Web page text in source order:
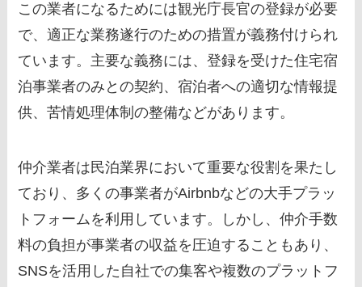
この業者になるためには観光庁長官の登録が必要
で、適正な業務遂行のための措置が義務付けられ
ています。主要な義務には、登録を受けた住宅宿
泊事業者のみとの契約、宿泊者への適切な情報提
供、苦情処理体制の整備などがあります。
仲介業者は民泊業界において重要な役割を果たし
ており、多くの事業者がAirbnbなどの大手プラッ
トフォームを利用しています。しかし、仲介手数
料の負担が事業者の収益を圧迫することもあり、
SNSを活用した自社での集客や複数のプラットフ